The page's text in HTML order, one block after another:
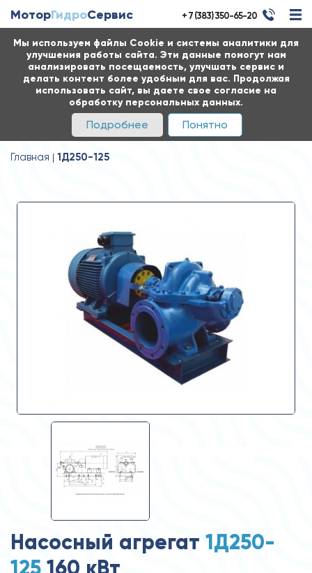
Мы используем файлы Cookie и системы аналитики для
улучшения работы сайта. Эти данные помогут нам
анализировать посещаемость, улучшать сервис и
делать контент более удобным для вас. Продолжая
использовать сайт, вы даете свое согласие на
обработку персональных данных.
Подробнее Понятно
МоторГидроСервис + 7 (383) 350-65-20
Главная 1Д250-125
Насосный агрегат 1Д250-
125 160 кВт